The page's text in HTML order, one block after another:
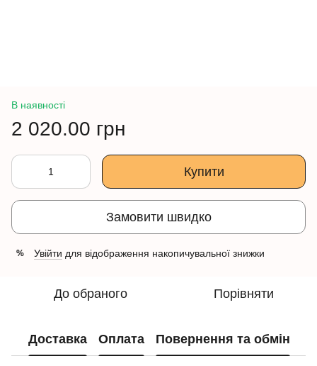
В наявності
2 020.00 грн
Купити
Замовити швидко
% Увійти для відображення накопичувальної знижки
До обраного Порівняти
Доставка Оплата Повернення та обмін